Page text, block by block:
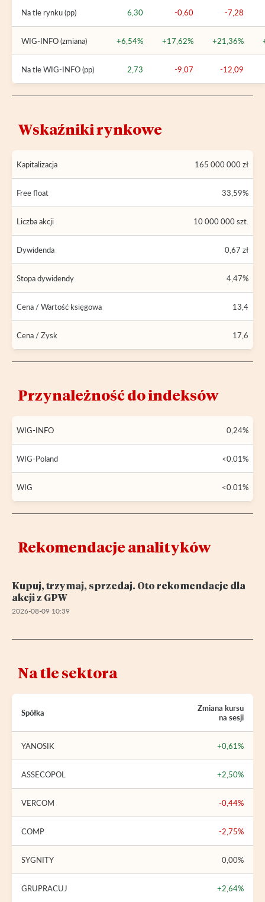
Na tle rynku (pp) 6,30 -0,60 -7,28
WIG-INFO (zmiana) +6,54% +17,62% +21,36%
Na tle WIG-INFO (pp) 2,73 -9,07 -12,09
Wskaźniki rynkowe
Kapitalizacja 165 000 000 zł
Free float 33,59%
Liczba akcji 10 000 000 szt.
Dywidenda 0,67 zł
Stopa dywidendy 4,47%
Cena / Wartość księgowa 13,4
Cena / Zysk 17,6
Przynależność do indeksów
WIG-INFO 0,24%
WIG-Poland <0.01%
WIG <0.01%
Rekomendacje analityków
Kupuj, trzymaj, sprzedaj. Oto rekomendacje dla
akcji z GPW
2026-08-09 10:39
Na tle sektora
Spółka
Zmiana kursu
na sesji
YANOSIK +0,61%
ASSECOPOL +2,50%
VERCOM -0,44%
COMP -2,75%
SYGNITY 0,00%
GRUPRACUJ +2,64%